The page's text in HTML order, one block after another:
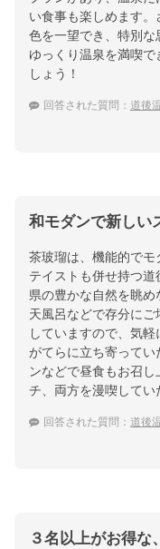
い食事も楽しめます
色を一望でき、特別な
ゆっくり温泉を満喫
しょう！
回答された質問： 道後
和モダンで新しい
茶玻瑠は、機能的で
テイストも併せ持つ
県の豊かな自然を眺
天風呂などで存分に
していますので、気
がてらに立ち寄って
ンなどで昼食もお召
チ、両方を漫喫してい
回答された質問： 道後温
３名以上がお得な